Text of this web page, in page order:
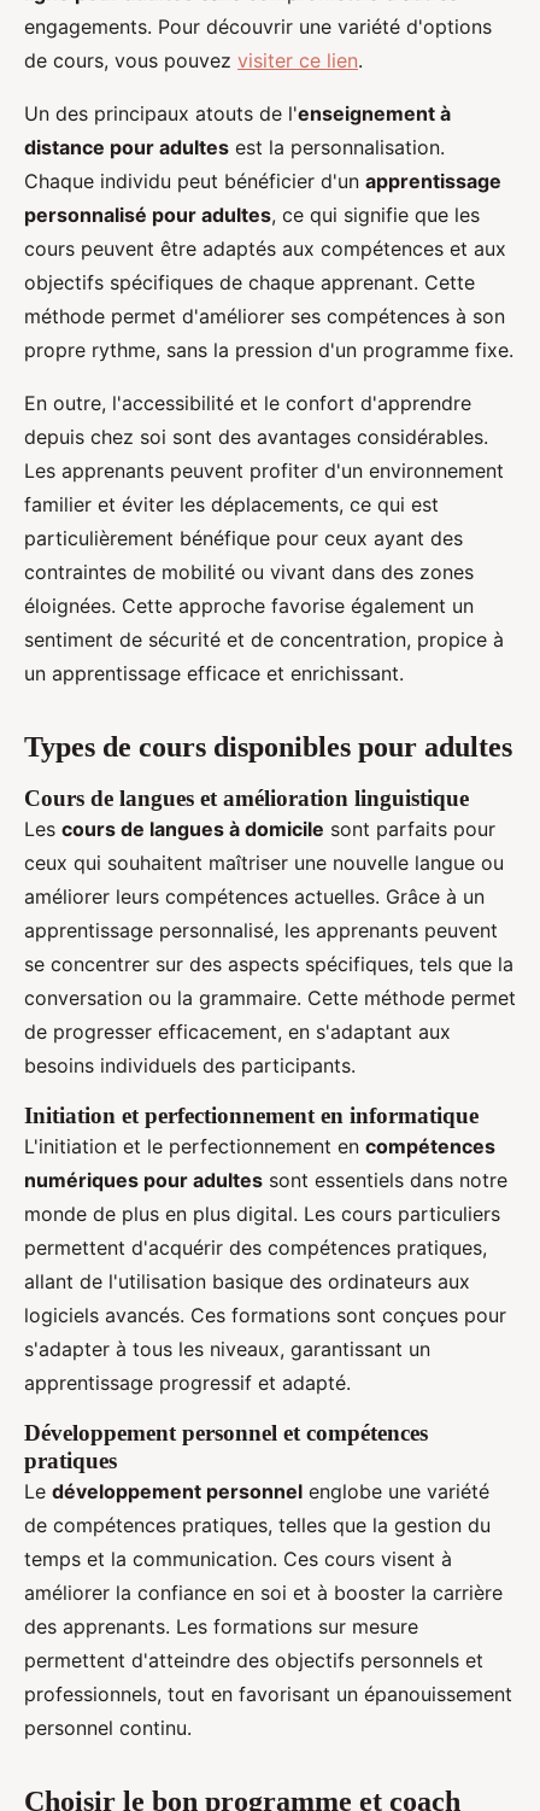
engagements. Pour découvrir une variété d'options
de cours, vous pouvez visiter ce lien.
Un des principaux atouts de l'enseignement à
distance pour adultes est la personnalisation.
Chaque individu peut bénéficier d'un apprentissage
personnalisé pour adultes, ce qui signifie que les
cours peuvent être adaptés aux compétences et aux
objectifs spécifiques de chaque apprenant. Cette
méthode permet d'améliorer ses compétences à son
propre rythme, sans la pression d'un programme fixe.
En outre, l'accessibilité et le confort d'apprendre
depuis chez soi sont des avantages considérables.
Les apprenants peuvent profiter d'un environnement
familier et éviter les déplacements, ce qui est
particulièrement bénéfique pour ceux ayant des
contraintes de mobilité ou vivant dans des zones
éloignées. Cette approche favorise également un
sentiment de sécurité et de concentration, propice à
un apprentissage efficace et enrichissant.
Types de cours disponibles pour adultes
Cours de langues et amélioration linguistique
Les cours de langues à domicile sont parfaits pour
ceux qui souhaitent maîtriser une nouvelle langue ou
améliorer leurs compétences actuelles. Grâce à un
apprentissage personnalisé, les apprenants peuvent
se concentrer sur des aspects spécifiques, tels que la
conversation ou la grammaire. Cette méthode permet
de progresser efficacement, en s'adaptant aux
besoins individuels des participants.
Initiation et perfectionnement en informatique
L'initiation et le perfectionnement en compétences
numériques pour adultes sont essentiels dans notre
monde de plus en plus digital. Les cours particuliers
permettent d'acquérir des compétences pratiques,
allant de l'utilisation basique des ordinateurs aux
logiciels avancés. Ces formations sont conçues pour
s'adapter à tous les niveaux, garantissant un
apprentissage progressif et adapté.
Développement personnel et compétences
pratiques
Le développement personnel englobe une variété
de compétences pratiques, telles que la gestion du
temps et la communication. Ces cours visent à
améliorer la confiance en soi et à booster la carrière
des apprenants. Les formations sur mesure
permettent d'atteindre des objectifs personnels et
professionnels, tout en favorisant un épanouissement
personnel continu.
Choisir le bon programme et coach